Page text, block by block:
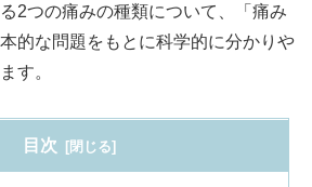
2つの痛みの種類について、「痛み
的な問題をもとに科学的に分かりや
す。
目次